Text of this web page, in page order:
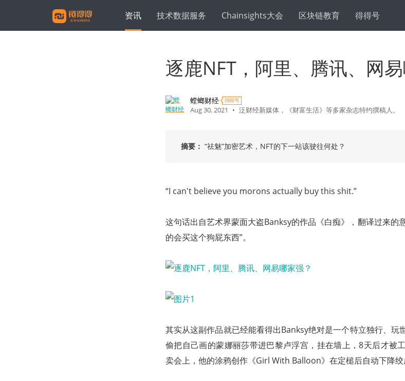
资讯 技术数据服务 Chainsights大会 区块链教育 得得号
逐鹿NFT，阿里、腾讯、网
螳螂财经 得得号
Aug 30, 2021 • 泛财经新媒体，《财富生活》等多家杂志特约撰稿人。
摘要： “祛魅”加密艺术，NFT的下一站该驶往何处？
“I can't believe you morons actually buy this shit.”
这句话出自艺术界蒙面大盗Banksy的作品《白痴》，翻译过来的
的会买这个狗屁东西”。
其实从这副作品就已经能看得出Banksy绝对是一个特立独行、玩
偷把自己画的蒙娜丽莎带进巴黎卢浮宫，挂在墙上，8天后才被
卖会上，他的涂鸦创作《Girl With Balloon》在定槌后自动下降绞